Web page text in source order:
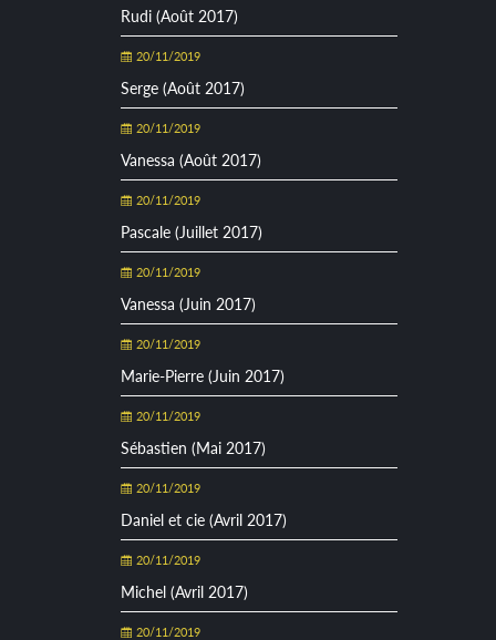
Rudi (Août 2017)
20/11/2019
Serge (Août 2017)
20/11/2019
Vanessa (Août 2017)
20/11/2019
Pascale (Juillet 2017)
20/11/2019
Vanessa (Juin 2017)
20/11/2019
Marie-Pierre (Juin 2017)
20/11/2019
Sébastien (Mai 2017)
20/11/2019
Daniel et cie (Avril 2017)
20/11/2019
Michel (Avril 2017)
20/11/2019